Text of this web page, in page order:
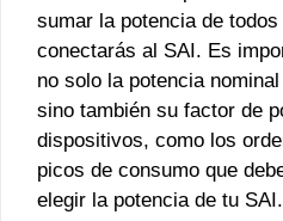
sumar la potencia de
conectarás al SAI. Es
no solo la potencia
sino también su factor de
dispositivos, como los
picos de consumo que
elegir la potencia de tu SAI.